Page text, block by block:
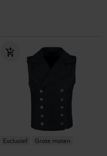
Exclusief Grote maten